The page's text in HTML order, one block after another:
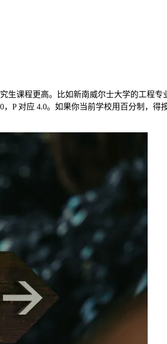
课程更高。比如新南威尔士大学的工程专
，P 对应 4.0。如果你当前学校用百分制，